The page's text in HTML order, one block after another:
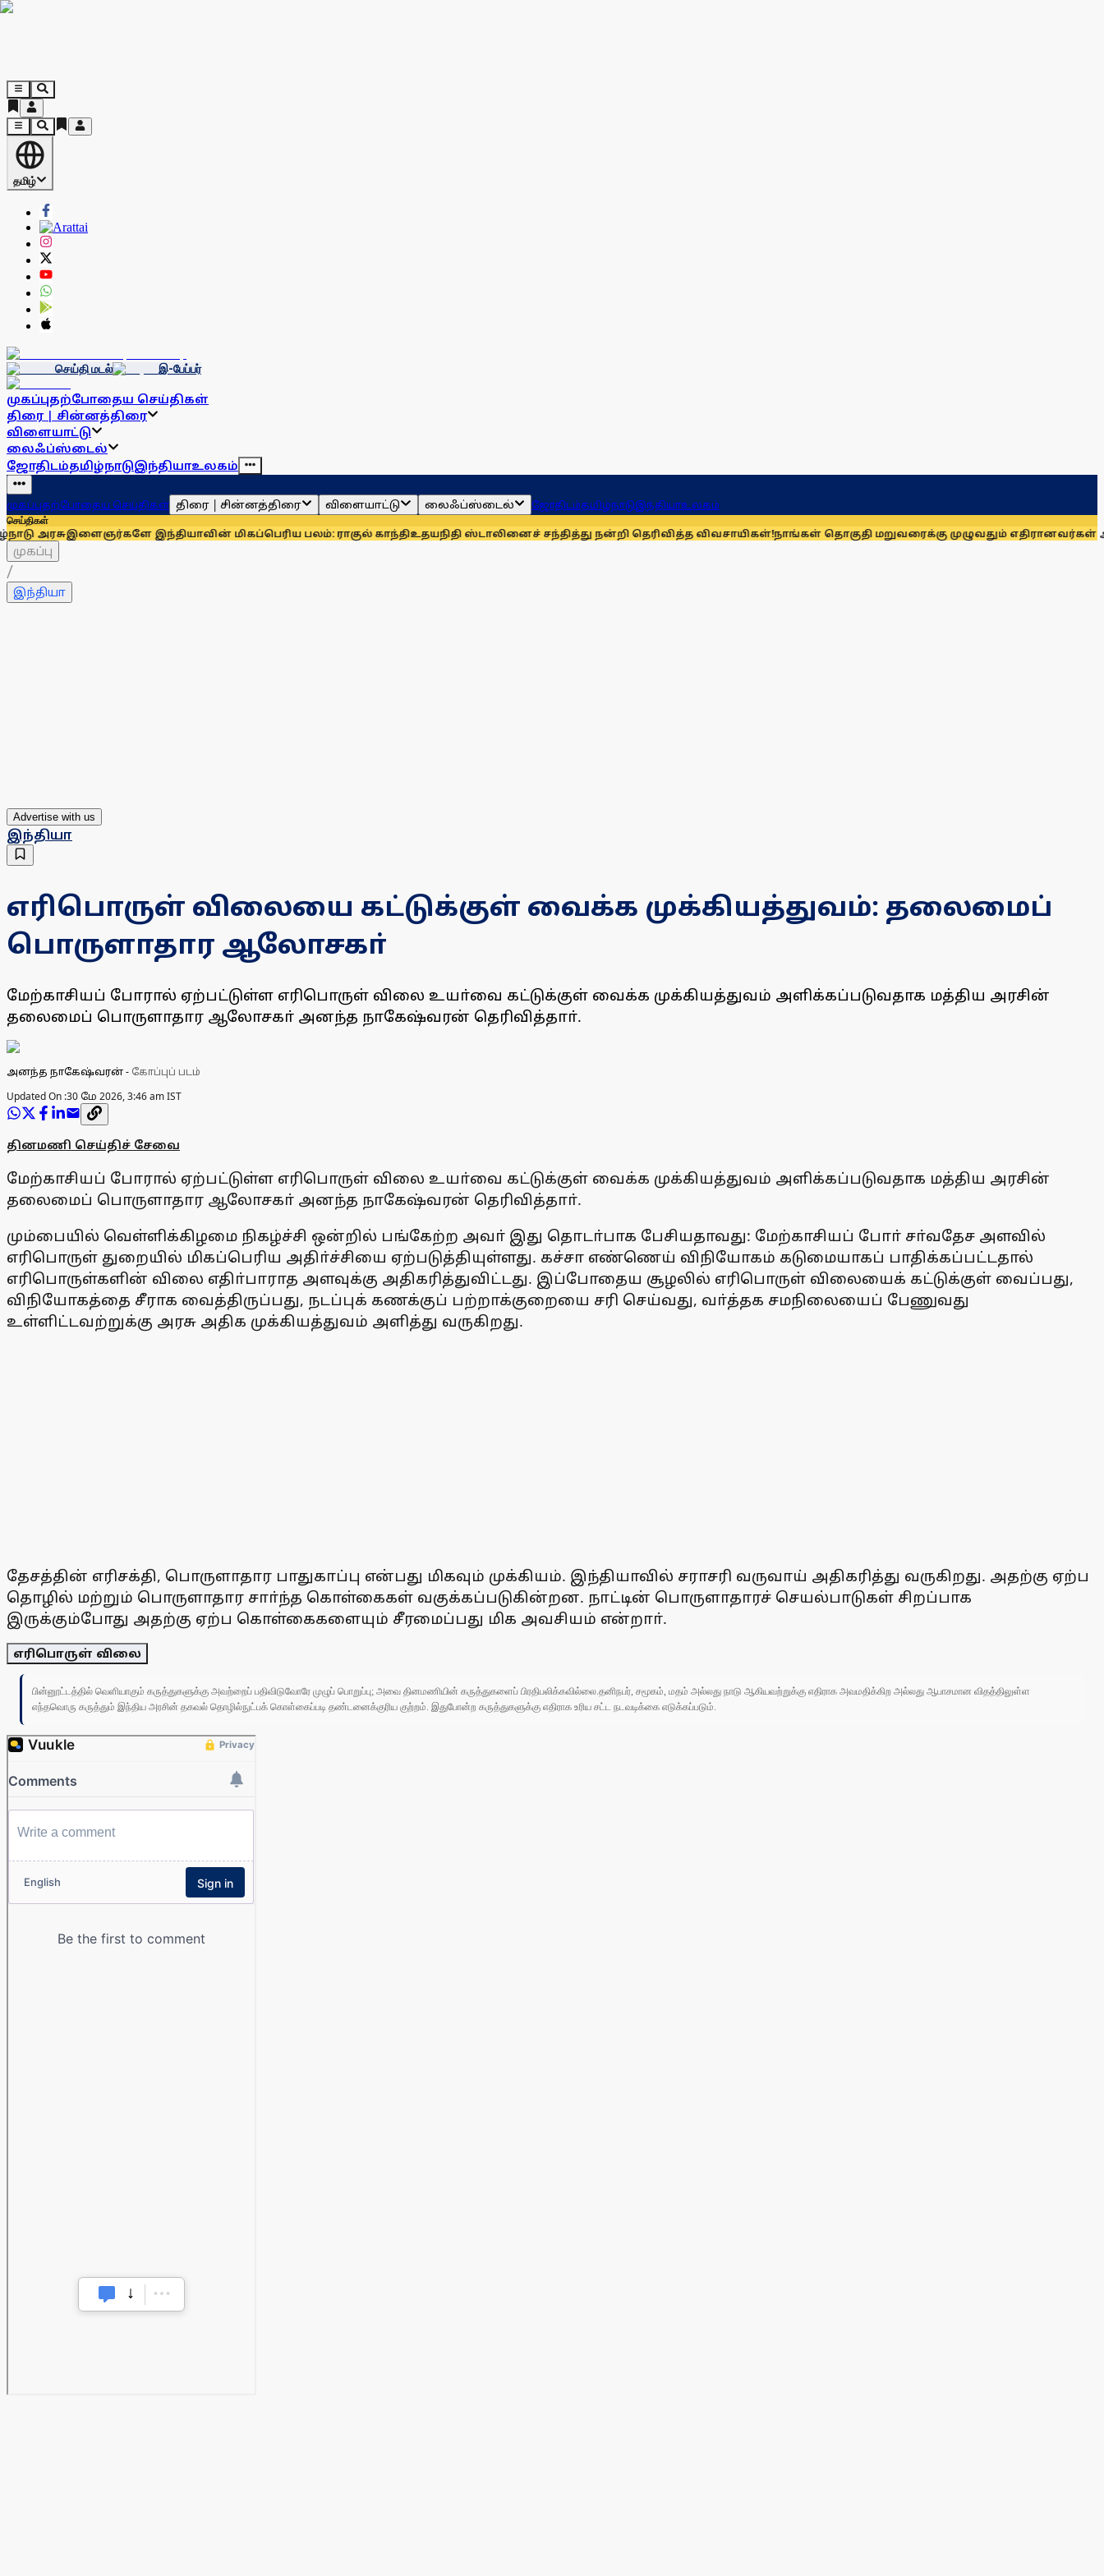
தமிழ்
செய்தி மடல் இ-பேப்பர்
முகப்புதற்போதைய செய்திகள்
திரை | சின்னத்திரை
விளையாட்டு
லைஃப்ஸ்டைல்
ஜோதிடம்தமிழ்நாடுஇந்தியாஉலகம்
முகப்புதற்போதைய செய்திகள் திரை | சின்னத்திரை விளையாட்டு லைஃப்ஸ்டைல் ஜோதிடம்தமிழ்நாடுஇந்தியாஉலகம்
செய்திகள்
இளைஞர்களே இந்தியாவின் மிகப்பெரிய பலம்: ராகுல் காந்திஉதயநிதி ஸ்டாலினைச் சந்தித்து நன்றி தெரிவித்த விவசாயிகள்!நாங்கள் தொகுதி மறுவரைக்கு முழுவதும் எதிரானவர்கள் அல்லர்:
முகப்பு
/
இந்தியா
Advertise with us
இந்தியா
எரிபொருள் விலையை கட்டுக்குள் வைக்க முக்கியத்துவம்: தலைமைப்
பொருளாதார ஆலோசகா்
மேற்காசியப் போரால் ஏற்பட்டுள்ள எரிபொருள் விலை உயா்வை கட்டுக்குள் வைக்க முக்கியத்துவம் அளிக்கப்படுவதாக மத்திய அரசின்
தலைமைப் பொருளாதார ஆலோசகா் அனந்த நாகேஷ்வரன் தெரிவித்தாா்.
அனந்த நாகேஷ்வரன்- கோப்புப் படம்
Updated On :30 மே 2026, 3:46 am IST
தினமணி செய்திச் சேவை
மேற்காசியப் போரால் ஏற்பட்டுள்ள எரிபொருள் விலை உயா்வை கட்டுக்குள் வைக்க முக்கியத்துவம் அளிக்கப்படுவதாக மத்திய அரசின்
தலைமைப் பொருளாதார ஆலோசகா் அனந்த நாகேஷ்வரன் தெரிவித்தாா்.
மும்பையில் வெள்ளிக்கிழமை நிகழ்ச்சி ஒன்றில் பங்கேற்ற அவா் இது தொடா்பாக பேசியதாவது: மேற்காசியப் போா் சா்வதேச அளவில்
எரிபொருள் துறையில் மிகப்பெரிய அதிா்ச்சியை ஏற்படுத்தியுள்ளது. கச்சா எண்ணெய் விநியோகம் கடுமையாகப் பாதிக்கப்பட்டதால்
எரிபொருள்களின் விலை எதிா்பாராத அளவுக்கு அதிகரித்துவிட்டது. இப்போதைய சூழலில் எரிபொருள் விலையைக் கட்டுக்குள் வைப்பது,
விநியோகத்தை சீராக வைத்திருப்பது, நடப்புக் கணக்குப் பற்றாக்குறையை சரி செய்வது, வா்த்தக சமநிலையைப் பேணுவது
உள்ளிட்டவற்றுக்கு அரசு அதிக முக்கியத்துவம் அளித்து வருகிறது.
தேசத்தின் எரிசக்தி, பொருளாதார பாதுகாப்பு என்பது மிகவும் முக்கியம். இந்தியாவில் சராசரி வருவாய் அதிகரித்து வருகிறது. அதற்கு ஏற்ப
தொழில் மற்றும் பொருளாதார சாா்ந்த கொள்கைகள் வகுக்கப்படுகின்றன. நாட்டின் பொருளாதாரச் செயல்பாடுகள் சிறப்பாக
இருக்கும்போது அதற்கு ஏற்ப கொள்கைகளையும் சீரமைப்பது மிக அவசியம் என்றாா்.
எரிபொருள் விலை
பின்னூட்டத்தில் வெளியாகும் கருத்துகளுக்கு அவற்றைப் பதிவிடுவோரே முழுப் பொறுப்பு; அவை தினமணியின் கருத்துகளைப் பிரதிபலிக்கவில்லை.தனிநபர், சமூகம், மதம் அல்லது நாடு ஆகியவற்றுக்கு எதிராக அவமதிக்கிற அல்லது ஆபாசமான விதத்திலுள்ள
எந்தவொரு கருத்தும் இந்திய அரசின் தகவல் தொழில்நுட்பக் கொள்கைப்படி தண்டனைக்குரிய குற்றம். இதுபோன்ற கருத்துகளுக்கு எதிராக உரிய சட்ட நடவடிக்கை எடுக்கப்படும்.